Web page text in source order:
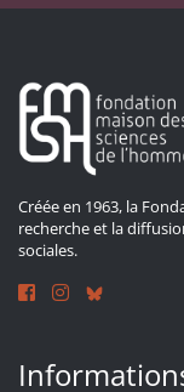
Créée en 1963, la
recherche et la
sociales.